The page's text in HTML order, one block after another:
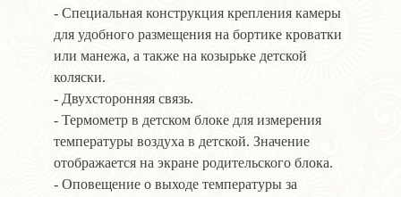
- Специальная конструкция крепления камеры
для удобного размещения на бортике кроватки
или манежа, а также на козырьке детской
коляски.
- Двухсторонняя связь.
- Термометр в детском блоке для измерения
температуры воздуха в детской. Значение
отображается на экране родительского блока.
- Оповещение о выходе температуры за